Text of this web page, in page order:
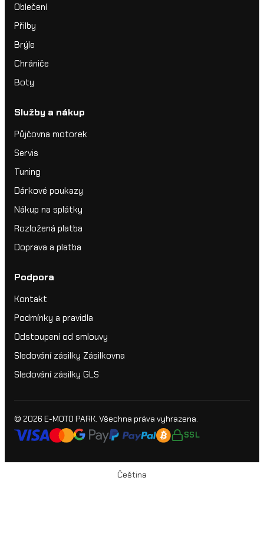
Oblečení
Přilby
Brýle
Chrániče
Boty
Služby a nákup
Půjčovna motorek
Servis
Tuning
Dárkové poukazy
Nákup na splátky
Rozložená platba
Doprava a platba
Podpora
Kontakt
Podmínky a pravidla
Odstoupení od smlouvy
Sledování zásilky Zásilkovna
Sledování zásilky GLS
© 2026 E-MOTO PARK. Všechna práva vyhrazena.
SSL
Čeština